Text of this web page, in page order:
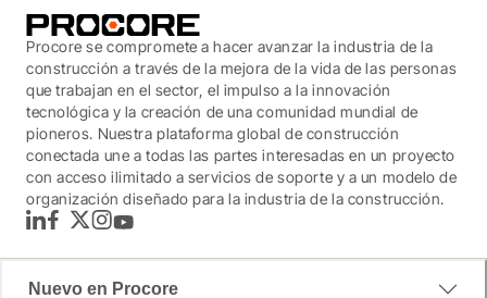
Procore se compromete a hacer avanzar la industria de la
construcción a través de la mejora de la vida de las personas
que trabajan en el sector, el impulso a la innovación
tecnológica y la creación de una comunidad mundial de
pioneros. Nuestra plataforma global de construcción
conectada une a todas las partes interesadas en un proyecto
con acceso ilimitado a servicios de soporte y a un modelo de
organización diseñado para la industria de la construcción.
LinkedInFacebook
TwitterInstagram
YouTube
Nuevo en Procore